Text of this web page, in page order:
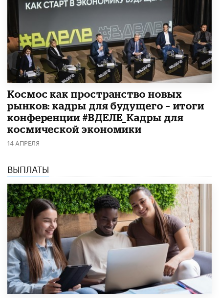
Космос как пространство новых
рынков: кадры для будущего – итоги
конференции #ВДЕЛЕ_Кадры для
космической экономики
14 АПРЕЛЯ
ВЫПЛАТЫ